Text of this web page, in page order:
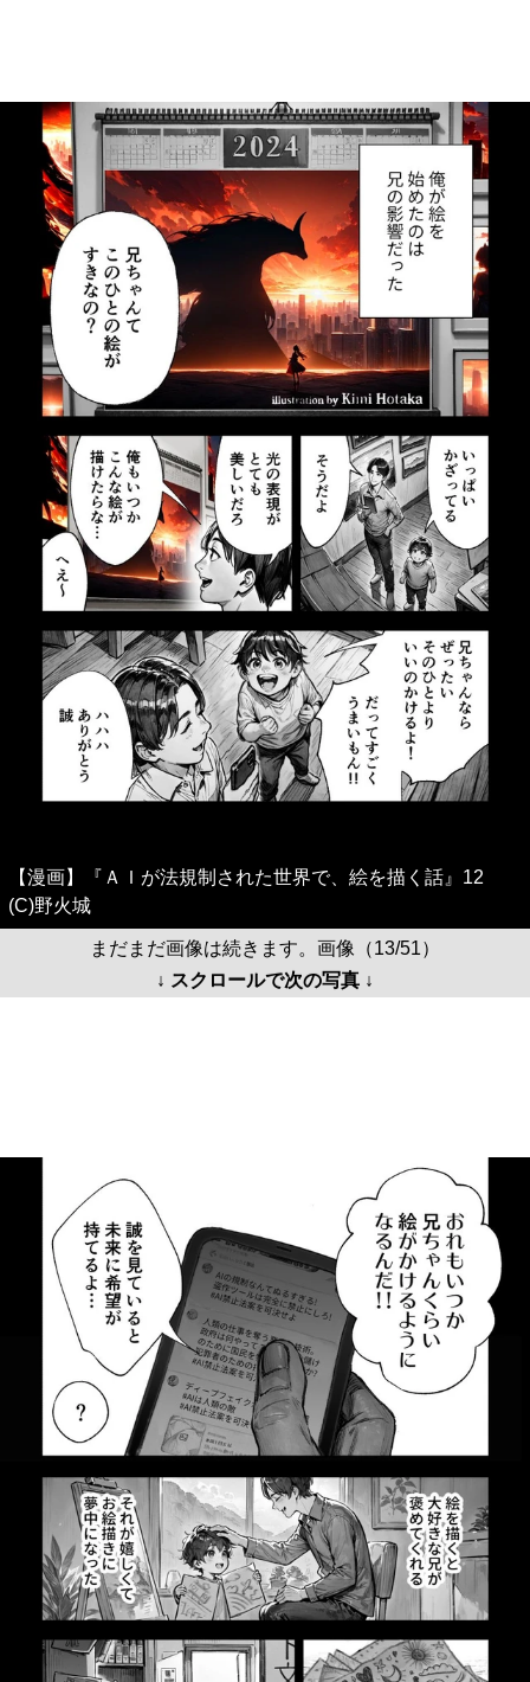
【漫画】『ＡＩが法規制された世界で、絵を描く話』12
(C)野火城
まだまだ画像は続きます。画像（13/51）
↓ スクロールで次の写真 ↓